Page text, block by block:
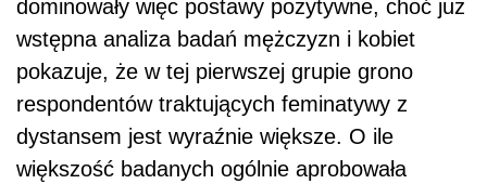
dominowały więc postawy pozytywne, choć już
wstępna analiza badań mężczyzn i kobiet
pokazuje, że w tej pierwszej grupie grono
respondentów traktujących feminatywy z
dystansem jest wyraźnie większe. O ile
większość badanych ogólnie aprobowała